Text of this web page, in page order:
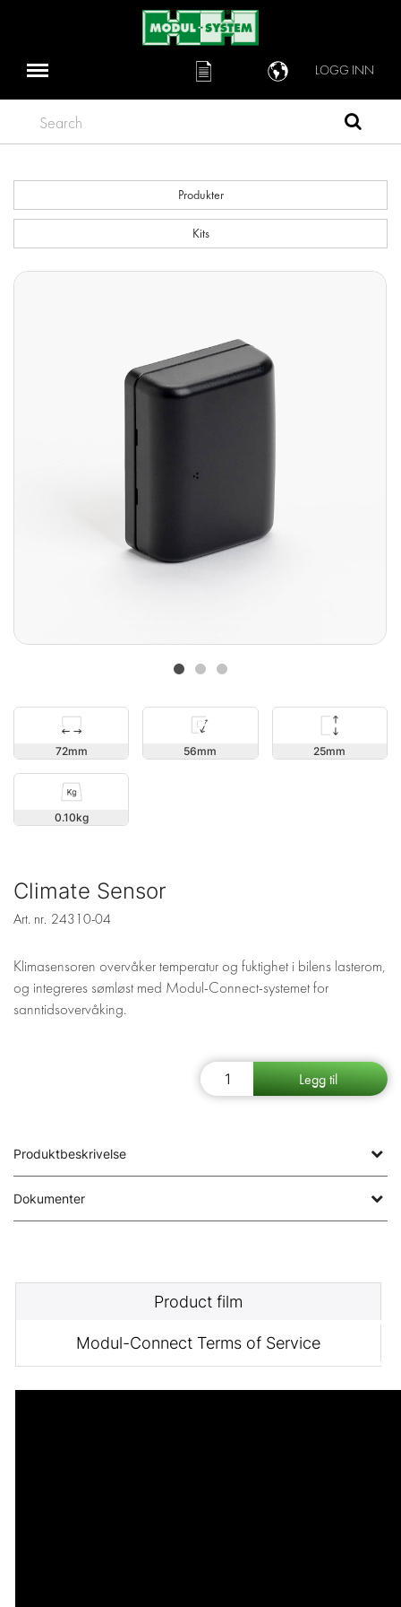
LOGG INN
Search
Produkter
Kits
72 56 25
0.10
Climate Sensor
Art. nr. 24310-04
Klimasensoren overvåker temperatur og fuktighet i bilens lasterom,
og integreres sømløst med Modul-Connect-systemet for
sanntidsovervåking.
Produktbeskrivelse
Dokumenter
Product film
Modul-Connect Terms of Service